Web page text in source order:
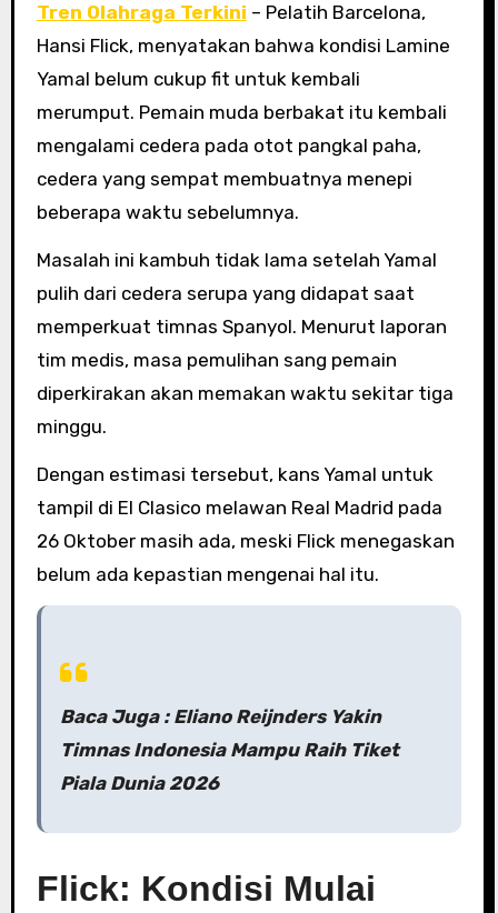
Tren Olahraga Terkini – Pelatih Barcelona,
Hansi Flick, menyatakan bahwa kondisi Lamine
Yamal belum cukup fit untuk kembali
merumput. Pemain muda berbakat itu kembali
mengalami cedera pada otot pangkal paha,
cedera yang sempat membuatnya menepi
beberapa waktu sebelumnya.
Masalah ini kambuh tidak lama setelah Yamal
pulih dari cedera serupa yang didapat saat
memperkuat timnas Spanyol. Menurut laporan
tim medis, masa pemulihan sang pemain
diperkirakan akan memakan waktu sekitar tiga
minggu.
Dengan estimasi tersebut, kans Yamal untuk
tampil di El Clasico melawan Real Madrid pada
26 Oktober masih ada, meski Flick menegaskan
belum ada kepastian mengenai hal itu.
Baca Juga : Eliano Reijnders Yakin
Timnas Indonesia Mampu Raih Tiket
Piala Dunia 2026
Flick: Kondisi Mulai